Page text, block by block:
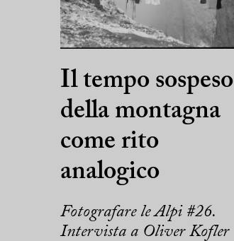
Il tempo sospeso
della montagna
come rito
analogico
Fotografare le Alpi #26.
Intervista a Oliver Kofler